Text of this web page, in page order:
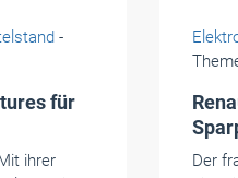
-
für
ihrer
Der